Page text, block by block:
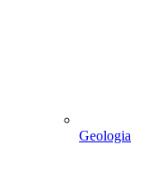
Geologia